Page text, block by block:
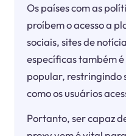
Os países com as
proíbem o acesso a
sociais, sites de
específicas também
popular, restringindo
como os usuários
Portanto, ser capaz